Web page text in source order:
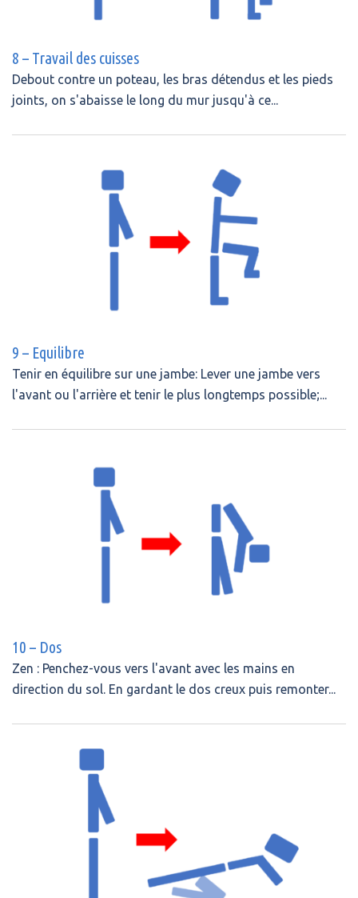
8 – Travail des cuisses
Debout contre un poteau, les bras détendus et les pieds
joints, on s'abaisse le long du mur jusqu'à ce...
9 – Equilibre
Tenir en équilibre sur une jambe: Lever une jambe vers
l'avant ou l'arrière et tenir le plus longtemps possible;...
10 – Dos
Zen : Penchez-vous vers l'avant avec les mains en
direction du sol. En gardant le dos creux puis remonter...